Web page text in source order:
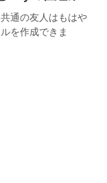
通の友人はもはや
を作成できま